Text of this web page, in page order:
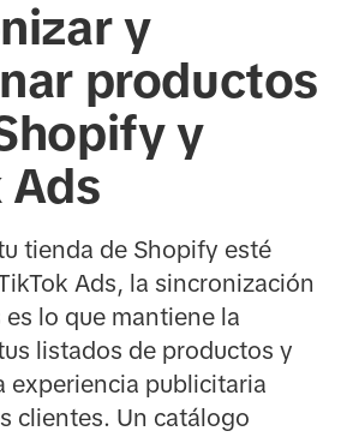
y
productos
y
Ads
tienda de Shopify esté
Ads, la sincronización
lo que mantiene la
listados de productos y
experiencia publicitaria
clientes. Un catálogo